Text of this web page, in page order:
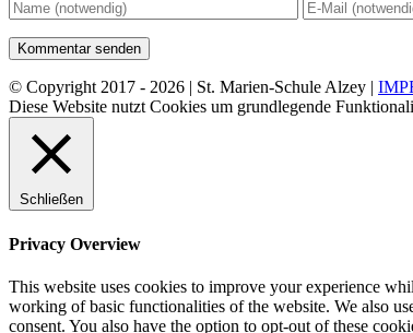
© Copyright 2017 - 2026 | St. Marien-Schule Alzey |
Diese Website nutzt Cookies um grundlegende
Schließen
Privacy Overview
This website uses cookies to improve your experience
working of basic functionalities of the website. We also
consent. You also have the option to opt-out of these